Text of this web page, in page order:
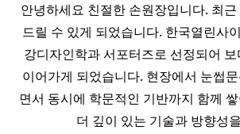
안녕하세요 친절한 손원장입니다. 최
드릴 수 있게 되었습니다. 한국열린사
강디자인학과 서포터즈로 선정되어
이어가게 되었습니다. 현장에서 눈썹
면서 동시에 학문적인 기반까지 함께
더 깊이 있는 기술과 방향성